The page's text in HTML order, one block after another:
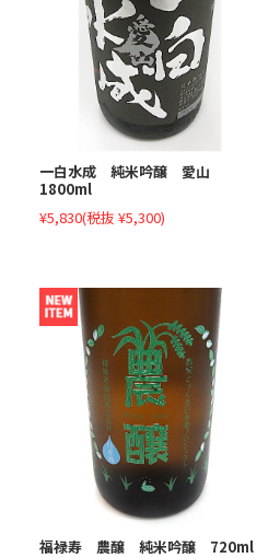
一白水成 純米吟醸 愛山
1800ml
¥5,830(税抜 ¥5,300)
福禄寿 農醸 純米吟醸 720ml